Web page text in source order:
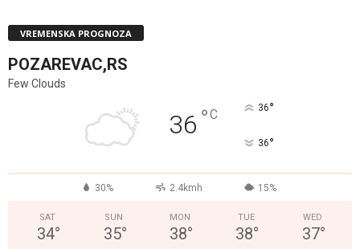
VREMENSKA PROGNOZA
POZAREVAC,RS
Few Clouds
36 °C 36°
36°
30% 2.4kmh 15%
SAT
34°
SUN
35°
MON
38°
TUE
38°
WED
37°